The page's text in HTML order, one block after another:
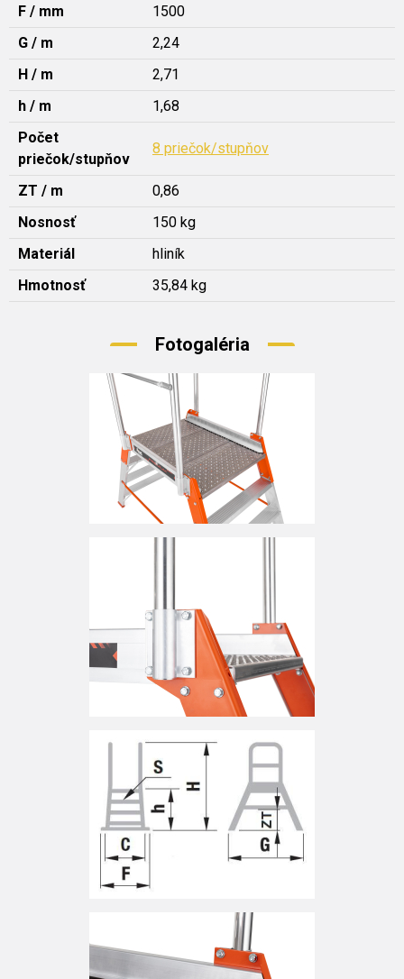
F / mm
1500
G / m
2,24
H / m
2,71
h / m
1,68
Počet
priečok/stupňov
8 priečok/stupňov
ZT / m
0,86
Nosnosť
150 kg
Materiál
hliník
Hmotnosť
35,84 kg
Fotogaléria